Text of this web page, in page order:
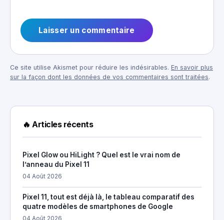
Ce site utilise Akismet pour réduire les indésirables. En savoir plus
sur la façon dont les données de vos commentaires sont traitées.
🔥 Articles récents
Pixel Glow ou HiLight ? Quel est le vrai nom de
l’anneau du Pixel 11
04 Août 2026
Pixel 11, tout est déjà là, le tableau comparatif des
quatre modèles de smartphones de Google
04 Août 2026